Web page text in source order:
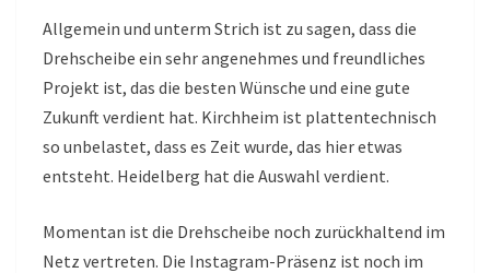
Allgemein und unterm Strich ist zu sagen, dass die
Drehscheibe ein sehr angenehmes und freundliches
Projekt ist, das die besten Wünsche und eine gute
Zukunft verdient hat. Kirchheim ist plattentechnisch
so unbelastet, dass es Zeit wurde, das hier etwas
entsteht. Heidelberg hat die Auswahl verdient.
Momentan ist die Drehscheibe noch zurückhaltend im
Netz vertreten. Die Instagram-Präsenz ist noch im